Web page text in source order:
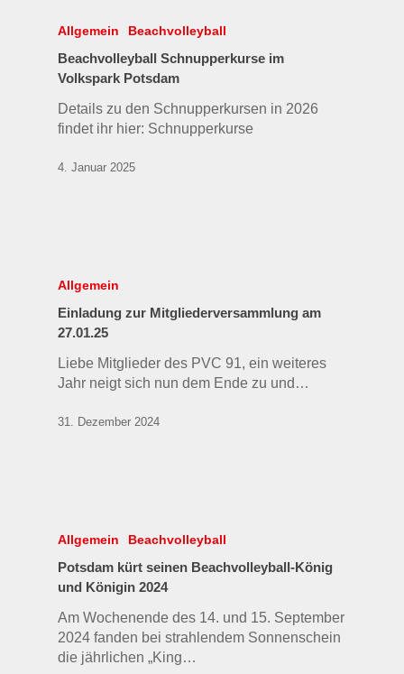
Allgemein Beachvolleyball
Beachvolleyball Schnupperkurse im
Volkspark Potsdam
Details zu den Schnupperkursen in 2026
findet ihr hier: Schnupperkurse
4. Januar 2025
Allgemein
Einladung zur Mitgliederversammlung am
27.01.25
Liebe Mitglieder des PVC 91, ein weiteres
Jahr neigt sich nun dem Ende zu und…
31. Dezember 2024
Allgemein Beachvolleyball
Potsdam kürt seinen Beachvolleyball-König
und Königin 2024
Am Wochenende des 14. und 15. September
2024 fanden bei strahlendem Sonnenschein
die jährlichen „King…